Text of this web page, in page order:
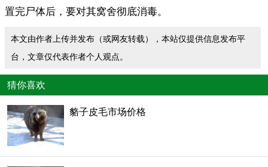
置完尸体后，要对其窝舍彻底消毒。
本文由作者上传并发布（或网友转载），本站仅提供信息发布平
台，文章仅代表作者个人观点。
猜你喜欢
貉子皮毛市场价格